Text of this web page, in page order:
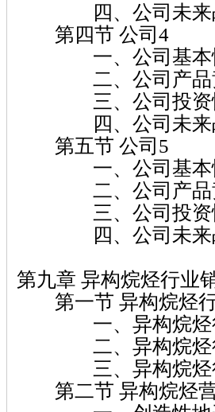
四、公司未来
第四节 公司4
一、公司基本
二、公司产品竞
三、公司投资
四、公司未来
第五节 公司5
一、公司基本
二、公司产品竞
三、公司投资
四、公司未来
第九章 异构烷烃行业
第一节 异构烷烃行
一、异构烷烃行
二、异构烷烃行
三、异构烷烃行
第二节 异构烷烃营